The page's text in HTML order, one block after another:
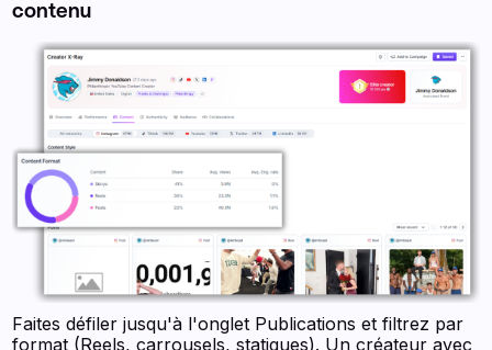
contenu
Faites défiler jusqu'à l'onglet Publications et filtrez par
format (Reels, carrousels, statiques). Un créateur avec